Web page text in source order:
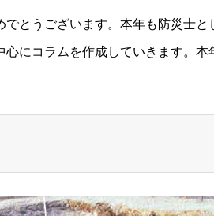
でとうございます。本年も防災士と
心にコラムを作成していきます。本
けましたら幸い…